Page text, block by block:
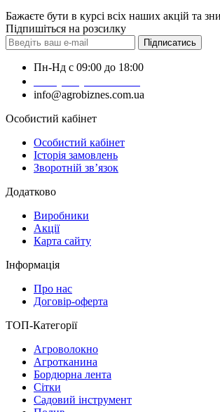
Бажаєте бути в курсі всіх наших акцій та
Підпишіться на розсилку
Підписатись
Пн-Нд с 09:00 до 18:00
info@agrobiznes.com.ua
Особистий кабінет
Особистий кабінет
Історія замовлень
Зворотній зв’язок
Додатково
Виробники
Акції
Карта сайту
Інформація
Про нас
Договір-оферта
ТОП-Категорії
Агроволокно
Агротканина
Бордюрна лента
Сітки
Садовий інструмент